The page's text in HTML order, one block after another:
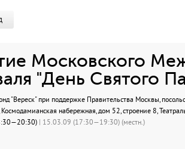
Московского
"День Святого
"Вереск" при поддержке Правительства Москвы,
набережная, дом 52, строение 8,
| 15.03.09 (17:30—19:30) (местн.)